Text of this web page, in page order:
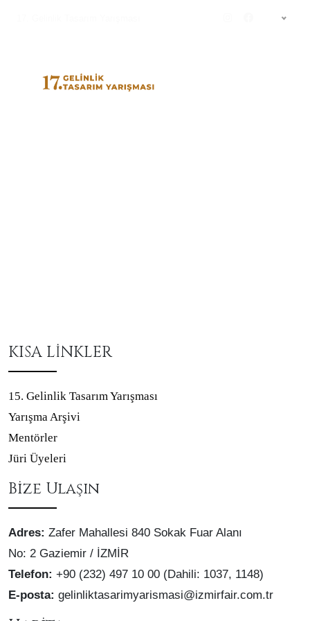
KISA LİNKLER
15. Gelinlik Tasarım Yarışması
Yarışma Arşivi
Mentörler
Jüri Üyeleri
Bize Ulaşın
Adres: Zafer Mahallesi 840 Sokak Fuar Alanı
No: 2 Gaziemir / İZMİR
Telefon: +90 (232) 497 10 00 (Dahili: 1037, 1148)
E-posta: gelinliktasarimyarismasi@izmirfair.com.tr